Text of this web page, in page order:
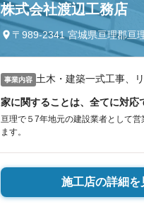
株式会社渡辺工務店
〒989-2341 宮城県亘理郡亘
事業内容 土木・建築一式工事、
家に関することは、全てに対応
亘理で５7年地元の建設業者として
ます。
施工店の詳細を